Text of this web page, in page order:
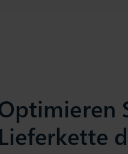
Lieferkette